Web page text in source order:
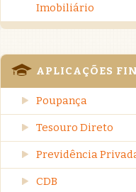
Imobiliário
APLICAÇÕES
Poupança
Tesouro Direto
Previdência
CDB